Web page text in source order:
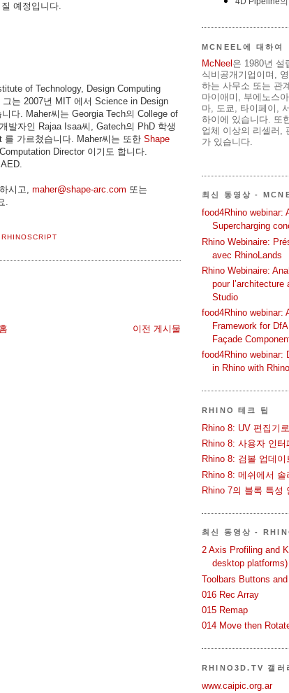
예정입니다.
of Technology, Design Computing
는 2007년 MIT 에서 Science in Design
다. Maher씨는 Georgia Tech의 College of
발자인 Rajaa Isaa씨, Gatech의 PhD 학생
가르쳤습니다. Maher씨는 또한 Shape
Director 이기도 합니다.
하시고, maher@shape-arc.com 또는
.
RHINOSCRIPT
이전 게시물
홈
MCNEEL에 대하여
McNeel 은 1980년 설
식비공개기업이며,
하는 사무소 또는 관
마이애미, 부에노스
마, 도쿄, 타이페이,
하이에 있습니다. 또
업체 이상의 리셀러,
가 있습니다.
최신 동영상 -
food4Rhino webinar:
Supercharging
Rhino Webinaire:
avec RhinoLands
Rhino Webinaire:
pour
Studio
food4Rhino webinar:
Framework for
Façade
food4Rhino webinar:
in Rhino with
RHINO 테크 팁
Rhino 8: UV 편집기
Rhino 8: 사용자 인터
Rhino 8: 검볼 업데이
Rhino 8: 메쉬에서 솔
Rhino 7의 블록 특성
최신 동영상 -
2 Axis Profiling and
desktop platforms)
Toolbars Buttons
016 Rec Array
015 Remap
014 Move then
RHINO3D.TV 갤러
www.caipic.org.ar